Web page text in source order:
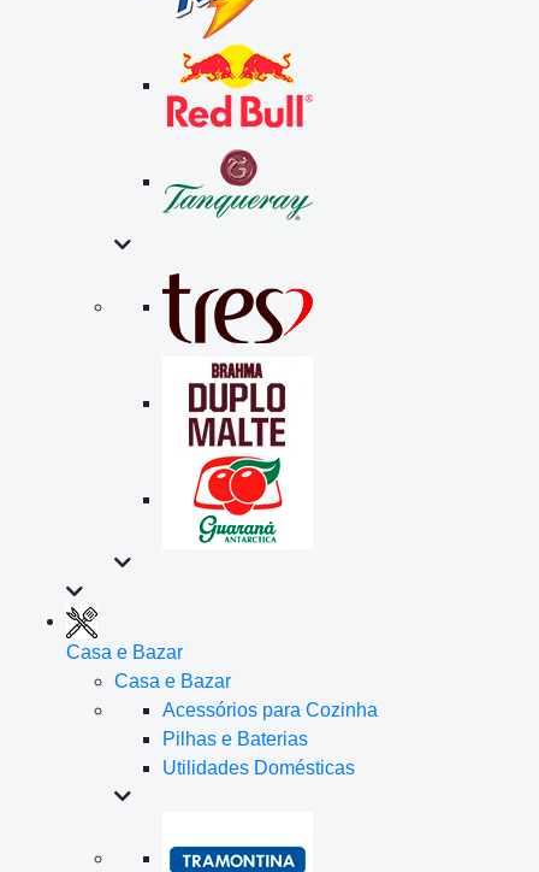
Casa e Bazar
Casa e Bazar
Acessórios para Cozinha
Pilhas e Baterias
Utilidades Domésticas